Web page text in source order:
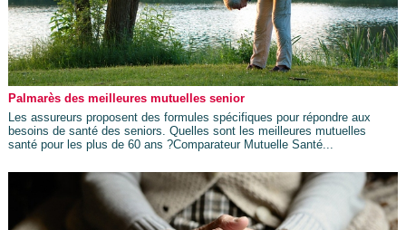
Palmarès des meilleures mutuelles senior
Les assureurs proposent des formules spécifiques pour répondre aux
besoins de santé des seniors. Quelles sont les meilleures mutuelles
santé pour les plus de 60 ans ?Comparateur Mutuelle Santé...